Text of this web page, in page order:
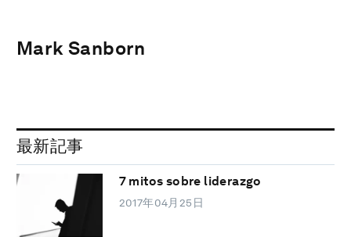
Mark Sanborn
最新記事
7 mitos sobre liderazgo
2017年04月25日